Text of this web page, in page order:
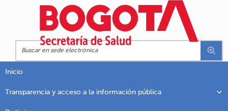
Inicio
Transparencia y acceso a la información pública